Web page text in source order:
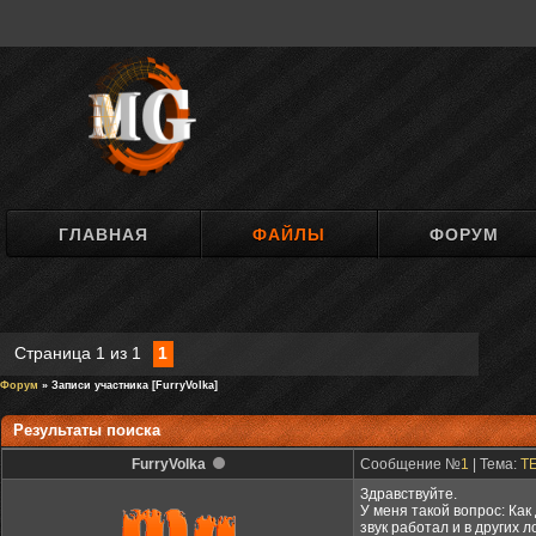
ГЛАВНАЯ ФАЙЛЫ ФОРУМ
Страница 1 из 1 1
Форум » Записи участника [FurryVolka]
Результаты поиска
FurryVolka Сообщение №1 | Тема:
Здравствуйте.
У меня такой вопрос:
звук работал и в других